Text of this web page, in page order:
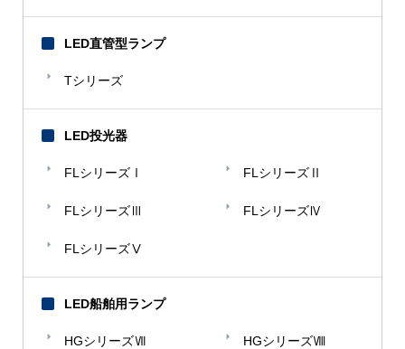
LED直管型ランプ
Tシリーズ
LED投光器
FLシリーズⅠ FLシリーズⅡ
FLシリーズⅢ FLシリーズⅣ
FLシリーズⅤ
LED船舶用ランプ
HGシリーズⅦ HGシリーズⅧ